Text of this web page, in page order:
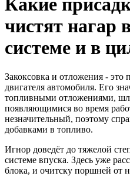
Какие
чистят нагар
системе и в
Закоксовка и отложения - это
двигателя автомобиля. Его
топливными отложениями,
появляющимися во время
незначительный, поэтому
добавками в топливо.
Игнор доведёт до тяжелой
системе впуска. Здесь уже
блока, и очитску поршней от